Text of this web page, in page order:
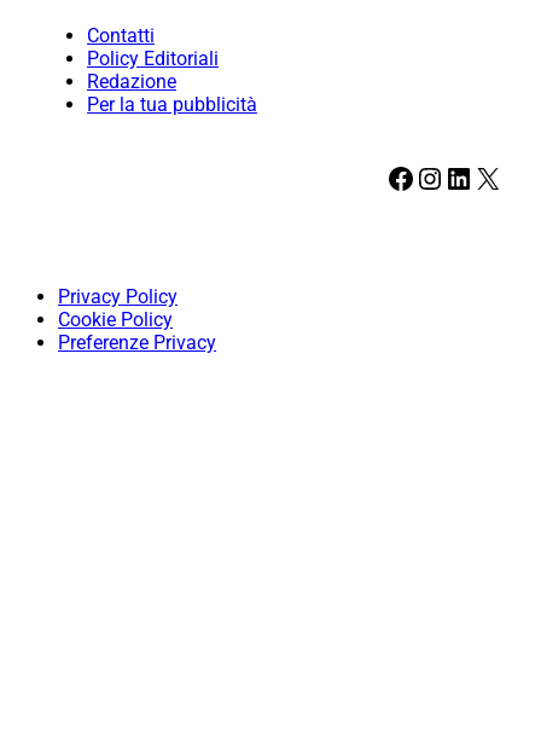
Contatti
Policy Editoriali
Redazione
Per la tua pubblicità
Facebook Instagram LinkedIn X
Privacy Policy
Cookie Policy
Preferenze Privacy